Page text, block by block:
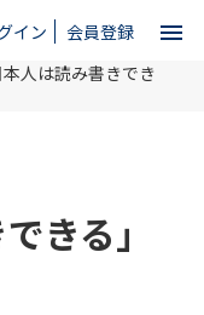
イン 会員登録 menu
本人は読み書きでき
きる」